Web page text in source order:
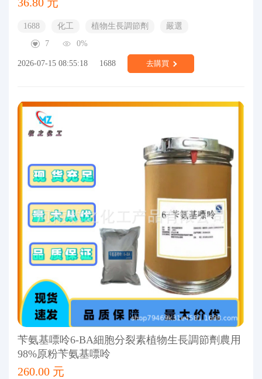
1688 化工 植物生長調節劑
嚴選
7
0%
2026-07-15 08:55:18 1688 去購買
苄氨基嘌呤6-BA細胞分裂素植物生長調節劑農用
98%原粉苄氨基嘌呤
260.00 元